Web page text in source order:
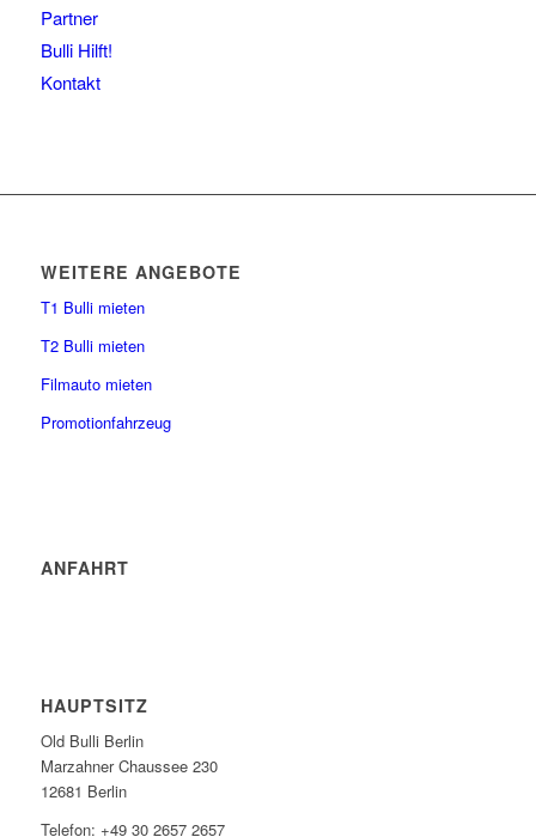
Partner
Bulli Hilft!
Kontakt
WEITERE ANGEBOTE
T1 Bulli mieten
T2 Bulli mieten
Filmauto mieten
Promotionfahrzeug
ANFAHRT
HAUPTSITZ
Old Bulli Berlin
Marzahner Chaussee 230
12681 Berlin
Telefon: +49 30 2657 2657